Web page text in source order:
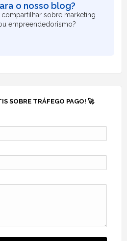
o nosso blog?
sobre marketing
empreendedorismo?
SOBRE TRÁFEGO PAGO! 🚀